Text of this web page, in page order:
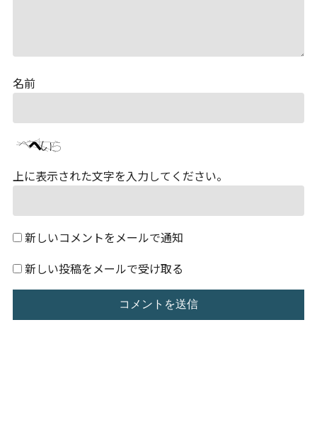
名前
上に表示された文字を入力してください。
新しいコメントをメールで通知
新しい投稿をメールで受け取る